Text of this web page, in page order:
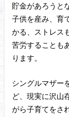
貯金があろうと
子供を産み、育
かる、ストレス
苦労することも
ります。
シングルマザー
ど、現実に沢山
がら子育てをさ